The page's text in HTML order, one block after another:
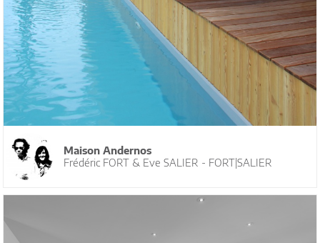
Maison Andernos
Frédéric FORT & Eve SALIER - FORT|SALIER